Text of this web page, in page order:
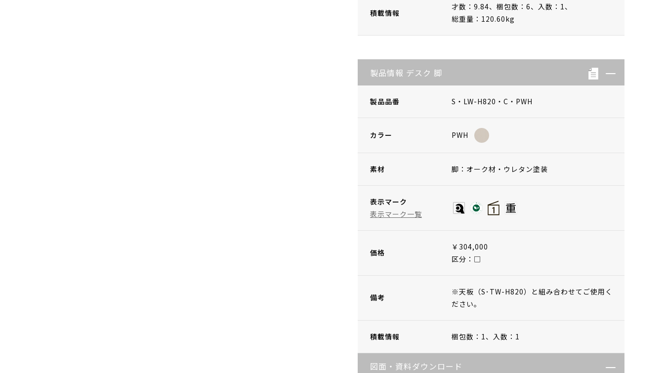
積載情報
才数：9.84、 梱包数：6、 入数：1、
総重量：120.60kg
製品情報 デスク 脚
製品品番 S・LW-H820・C・PWH
カラー PWH
素材 脚：オーク材・ウレタン塗装
表示マーク
表示マーク一覧
価格
￥304,000
区分：□
備考
※天板（S･TW-H820）と組み合わせてご使用く
ださい。
積載情報 梱包数：1、 入数：1
図面・資料ダウンロード